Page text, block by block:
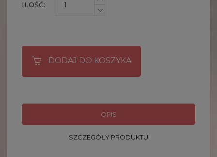
ILOŚĆ:
DODAJ DO KOSZYKA
OPIS
SZCZEGÓŁY PRODUKTU